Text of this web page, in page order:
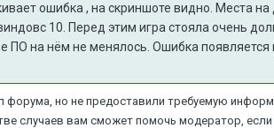
ошибка , на скриншоте видно . Места
10. Перед этим игра стояла очень
ПО на нём не менялось. Ошибка появляется
форума, но не предоставили требуемую
случаев вам сможет помочь модератор,